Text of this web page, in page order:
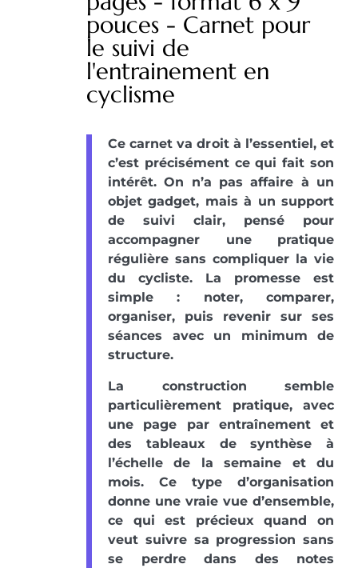
pouces - Carnet pour
le suivi de
l'entrainement en
cyclisme
Ce carnet va droit à l’essentiel, et
c’est précisément ce qui fait son
intérêt. On n’a pas affaire à un
objet gadget, mais à un support
de suivi clair, pensé pour
accompagner une pratique
régulière sans compliquer la vie
du cycliste. La promesse est
simple : noter, comparer,
organiser, puis revenir sur ses
séances avec un minimum de
structure.
La construction semble
particulièrement pratique, avec
une page par entraînement et
des tableaux de synthèse à
l’échelle de la semaine et du
mois. Ce type d’organisation
donne une vraie vue d’ensemble,
ce qui est précieux quand on
veut suivre sa progression sans
se perdre dans des notes